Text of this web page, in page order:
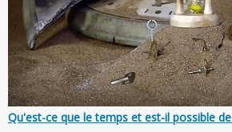
Qu'est-ce que le temps et est-il possible